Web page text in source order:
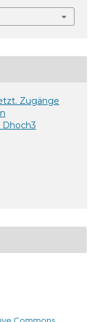
Zugänge